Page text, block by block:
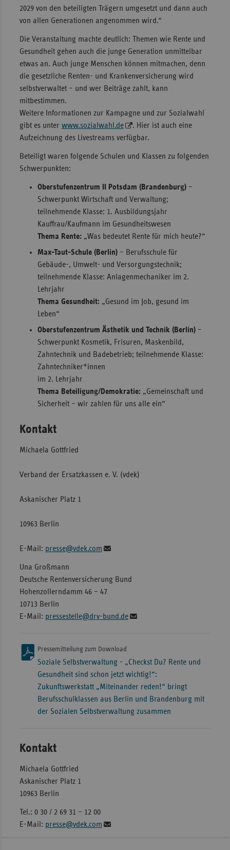
2029 von den beteiligten Trägern umgesetzt und dann auch
von allen Generationen angenommen wird.“
Die Veranstaltung machte deutlich: Themen wie Rente und
Gesundheit gehen auch die junge Generation unmittelbar
etwas an. Auch junge Menschen können mitmachen, denn
die gesetzliche Renten- und Krankenversicherung wird
selbstverwaltet – und wer Beiträge zahlt, kann
mitbestimmen.
Weitere Informationen zur Kampagne und zur Sozialwahl
gibt es unter www.sozialwahl.de
. Hier ist auch eine
Aufzeichnung des Livestreams verfügbar.
Beteiligt waren folgende Schulen und Klassen zu folgenden
Schwerpunkten:
Oberstufenzentrum II Potsdam (Brandenburg)–
Schwerpunkt Wirtschaft und Verwaltung;
teilnehmende Klasse: 1. Ausbildungsjahr
Kauffrau/Kaufmann im Gesundheitswesen
Thema Rente:„Was bedeutet Rente für mich heute?“
Max-Taut-Schule (Berlin)– Berufsschule für
Gebäude-, Umwelt- und Versorgungstechnik;
teilnehmende Klasse: Anlagenmechaniker im 2.
Lehrjahr
Thema Gesundheit:„Gesund im Job, gesund im
Leben“
Oberstufenzentrum Ästhetik und Technik (Berlin)–
Schwerpunkt Kosmetik, Frisuren, Maskenbild,
Zahntechnik und Badebetrieb; teilnehmende Klasse:
Zahntechniker*innen
im 2. Lehrjahr
Thema Beteiligung/Demokratie:„Gemeinschaft und
Sicherheit – wir zahlen für uns alle ein“
Kontakt
Michaela Gottfried
Verband der Ersatzkassen e. V. (vdek)
Askanischer Platz 1
10963 Berlin
E-Mail: presse@vdek.com
Una Großmann
Deutsche Rentenversicherung Bund
Hohenzollerndamm 46 – 47
10713 Berlin
E-Mail: pressestelle@drv-bund.de
Pressemitteilung zum Download
Soziale Selbstverwaltung - „Checkst Du? Rente und
Gesundheit sind schon jetzt wichtig!“:
Zukunftswerkstatt „Miteinander reden!“ bringt
Berufsschulklassen aus Berlin und Brandenburg mit
der Sozialen Selbstverwaltung zusammen
Kontakt
Michaela Gottfried
Askanischer Platz 1
10963 Berlin
Tel.: 0 30 / 2 69 31 – 12 00
E-Mail: presse@vdek.com